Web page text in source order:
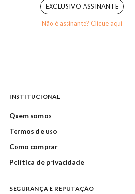
EXCLUSIVO ASSINANTE
Não é assinante? Clique aqui
INSTITUCIONAL
Quem somos
Termos de uso
Como comprar
Política de privacidade
SEGURANÇA E REPUTAÇÃO